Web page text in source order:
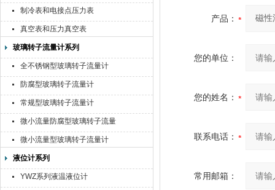
制冷表和电接点压力表
真空表和压力真空表
玻璃转子流量计系列
全不锈钢型玻璃转子流量计
防腐型玻璃转子流量计
常规型玻璃转子流量计
微小流量防腐型玻璃转子流量
计
微小流量型玻璃转子流量计
液位计系列
YWZ系列液温液位计
产品：
您的单位：
您的姓名：
联系电话：
常用邮箱：